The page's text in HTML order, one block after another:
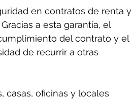
en contratos de renta y
a esta garantía, el
del contrato y el
de recurrir a otras
casas, oficinas y locales